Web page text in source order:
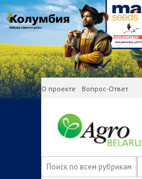
О проекте Вопрос-Ответ